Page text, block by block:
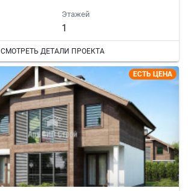
Этажей
1
СМОТРЕТЬ ДЕТАЛИ ПРОЕКТА
ЕСТЬ ЦЕНА